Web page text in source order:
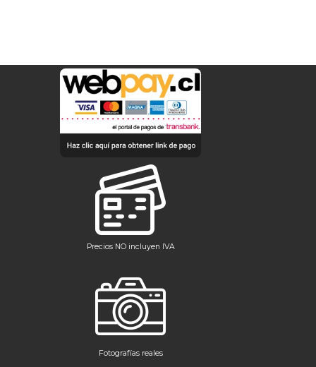
Precios NO incluyen IVA
Fotografías reales